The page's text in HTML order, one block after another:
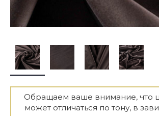
Обращаем ваше внимание, что
может отличаться по тону, в